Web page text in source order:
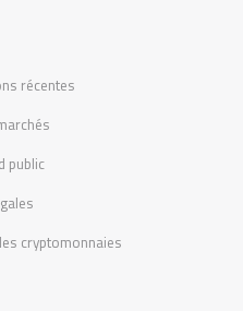
récentes
public
cryptomonnaies